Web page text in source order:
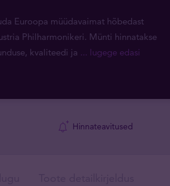
Euroopa müüdavaimat hõbedast
Philharmonikeri. Münti hinnatakse
kvaliteedi ja ... lugege edasi
Hinnateavitused